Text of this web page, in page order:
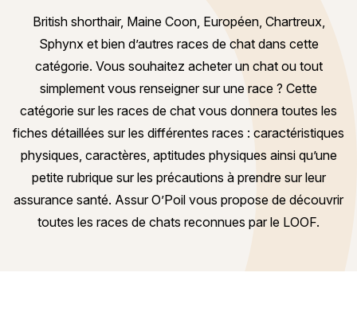
British shorthair, Maine Coon, Européen, Chartreux,
Sphynx et bien d’autres races de chat dans cette
catégorie. Vous souhaitez acheter un chat ou tout
simplement vous renseigner sur une race ? Cette
catégorie sur les races de chat vous donnera toutes les
fiches détaillées sur les différentes races : caractéristiques
physiques, caractères, aptitudes physiques ainsi qu’une
petite rubrique sur les précautions à prendre sur leur
assurance santé. Assur O’Poil vous propose de découvrir
toutes les races de chats reconnues par le LOOF.